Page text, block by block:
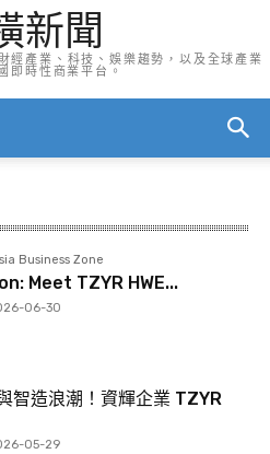
新聞
經產業、科技、娛樂趨勢，以及全球產業
即時性商業平台。
Business Zone
Meet TZYR HWE...
06-30
智造浪潮！資輝企業 TZYR
05-29